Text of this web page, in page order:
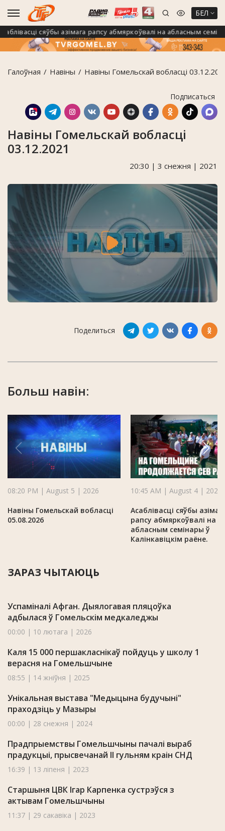
БЕЛ
сяўбы азімага рапсу абмяркоўвалі на абласным семінары
Галоўная Навiны Навіны Гомельскай вобласці
Подписаться
Навіны Гомельскай вобласці
03.12.2021
20:30 | 3 снежня | 2021
Поделиться
Больш навін:
08:20 PM | August 5 | 2026
Навіны Гомельскай вобласці
05.08.2026
10:45 AM | August 4 | 2026
Асаблівасці сяўбы
рапсу абмяркоўвалі на
абласным семінары ў
Калінкавіцкім раёне.
ЗАРАЗ ЧЫТАЮЦЬ
Успаміналі Афган. Дыялогавая пляцоўка
адбылася ў Гомельскім медкаледжы
00:00 | 10 лютага | 2026
Каля 15 000 першакласнікаў пойдуць у школу 1
верасня на Гомельшчыне
08:55 | 14 жніўня | 2025
Унікальная выстава "Медыцына будучыні"
праходзіць у Мазыры
00:00 | 28 снежня | 2024
Прадпрыемствы Гомельшчыны пачалі выраб
прадукцыі, прысвечанай II гульням краін СНД
16:39 | 13 ліпеня | 2023
Старшыня ЦВК Ігар Карпенка сустрэўся з
актывам Гомельшчыны
11:37 | 29 сакавіка | 2023